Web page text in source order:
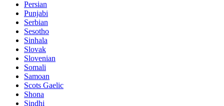
Persian
Punjabi
Serbian
Sesotho
Sinhala
Slovak
Slovenian
Somali
Samoan
Scots Gaelic
Shona
Sindhi